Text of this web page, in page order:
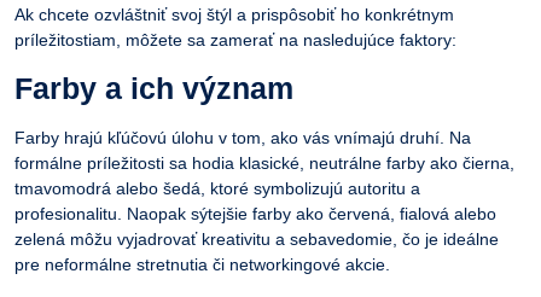
Ak chcete ozvláštniť svoj štýl a prispôsobiť ho konkrétnym
príležitostiam, môžete sa zamerať na nasledujúce faktory:
Farby a ich význam
Farby hrajú kľúčovú úlohu v tom, ako vás vnímajú druhí. Na
formálne príležitosti sa hodia klasické, neutrálne farby ako čierna,
tmavomodrá alebo šedá, ktoré symbolizujú autoritu a
profesionalitu. Naopak sýtejšie farby ako červená, fialová alebo
zelená môžu vyjadrovať kreativitu a sebavedomie, čo je ideálne
pre neformálne stretnutia či networkingové akcie.